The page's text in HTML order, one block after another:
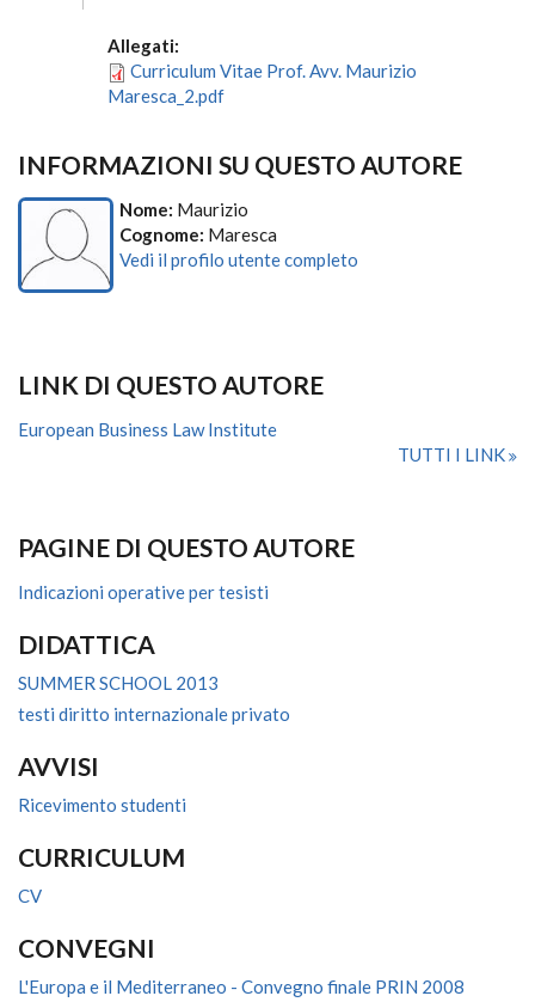
Allegati:
Curriculum Vitae Prof. Avv. Maurizio
Maresca_2.pdf
INFORMAZIONI SU QUESTO AUTORE
Nome: Maurizio
Cognome: Maresca
Vedi il profilo utente completo
LINK DI QUESTO AUTORE
European Business Law Institute
TUTTI I LINK
PAGINE DI QUESTO AUTORE
Indicazioni operative per tesisti
DIDATTICA
SUMMER SCHOOL 2013
testi diritto internazionale privato
AVVISI
Ricevimento studenti
CURRICULUM
CV
CONVEGNI
L'Europa e il Mediterraneo - Convegno finale PRIN 2008